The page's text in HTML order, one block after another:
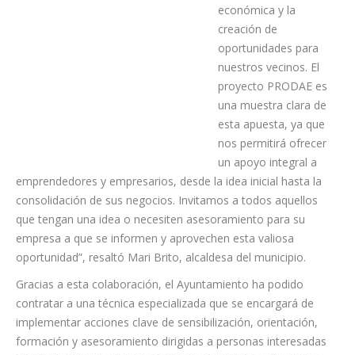
comprometidos con el
impulso de la actividad
económica y la
creación de
oportunidades para
nuestros vecinos. El
proyecto PRODAE es
una muestra clara de
esta apuesta, ya que
nos permitirá ofrecer
un apoyo integral a
emprendedores y empresarios, desde la idea inicial hasta la
consolidación de sus negocios. Invitamos a todos aquellos
que tengan una idea o necesiten asesoramiento para su
empresa a que se informen y aprovechen esta valiosa
oportunidad”, resaltó Mari Brito, alcaldesa del municipio.
Gracias a esta colaboración, el Ayuntamiento ha podido
contratar a una técnica especializada que se encargará de